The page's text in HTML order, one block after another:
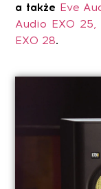
a także Eve
Audio EXO 25,
EXO 28.